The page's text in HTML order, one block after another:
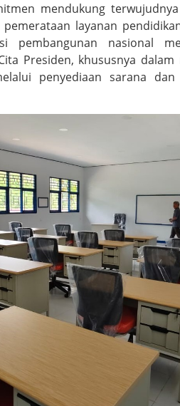
mendukung
layanan
pembangunan nasional
Presiden, khususnya
penyediaan sarana